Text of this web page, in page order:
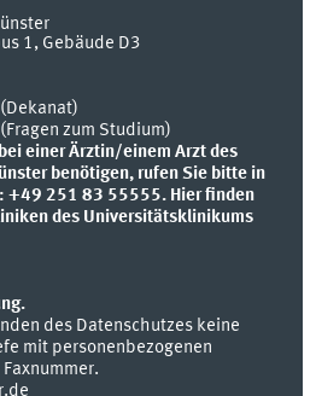
1, Gebäude D3
zum Studium)
einer Ärztin/einem Arzt des
benötigen, rufen Sie bitte in
+49 251 83 55555. Hier finden
des Universitätsklinikums
des Datenschutzes keine
mit personenbezogenen